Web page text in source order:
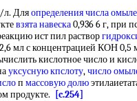
Дляопределения числа
взята навеска0,936 6 г, при
ист пил раствор
мл с концентрацией КОН 0,5
кислотное число и
уксусную кпслоту,число
п массовую долю
продукте.
[c.254]